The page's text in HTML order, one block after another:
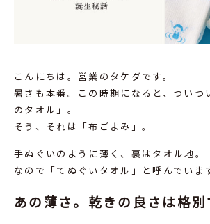
こんにちは。営業のタケダです。
暑さも本番。この時期になると、ついつ
のタオル」。
そう、それは「布ごよみ」。
手ぬぐいのように薄く、裏はタオル地。
なので「てぬぐいタオル」と呼んでいま
あの薄さ。乾きの良さは格